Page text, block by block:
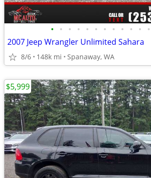
• • • • • • • • • • • •
2007 Jeep Wrangler Unlimited Sahara
8/6 148k mi Spanaway, WA
$5,999